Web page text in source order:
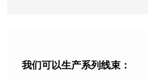
我们可以生产系列线束：